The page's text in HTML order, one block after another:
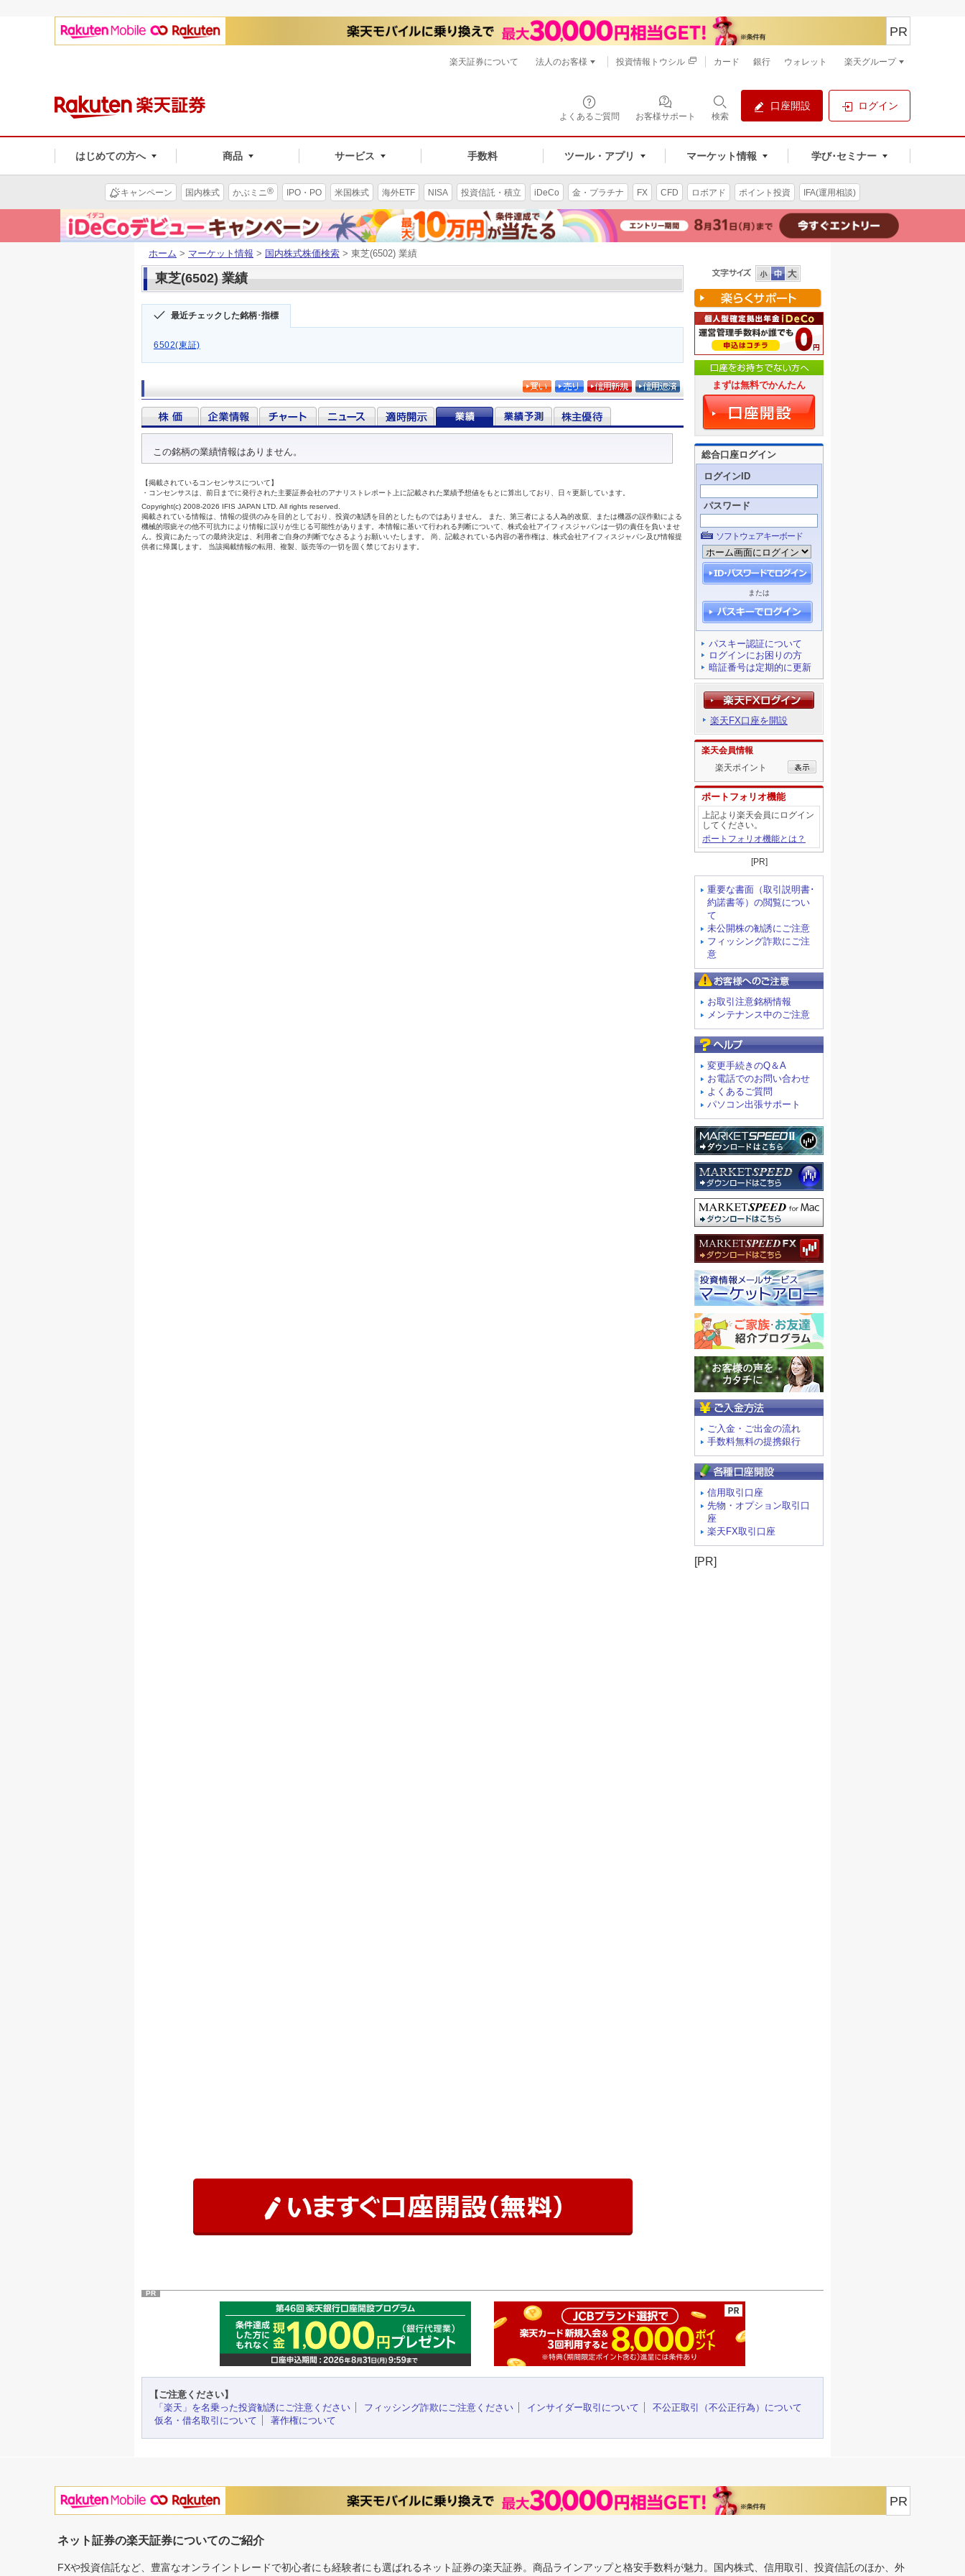
よくあるご質問 お客様サポート 検索
口座開設 ログイン
はじめての方へ 商品 サービス 手数料 ツール・アプリ マーケット情報 学び･セミナー
PR
楽天証券について 法人のお客様 投資情報トウシル カード 銀行 ウォレット 楽天グループ
キャンペーン 国内株式 かぶミニ® IPO・PO 米国株式 海外ETF NISA 投資信託・積立 iDeCo 金・プラチナ FX CFD ロボアド ポイント投資 IFA(運用相談)
ホーム > マーケット情報 > 国内株式株価検索 > 東芝(6502) 業績
東芝(6502) 業績
最近チェックした銘柄･指標
6502(東証)
まずは無料でかんたん
総合口座ログイン
ログインID
パスワード
ソフトウェアキーボード
または
パスキー認証について
ログインにお困りの方
暗証番号は定期的に更新
楽天FX口座を開設
楽天会員情報
楽天ポイント
ポートフォリオ機能
上記より楽天会員にログイン
してください。
ポートフォリオ機能とは？
[PR]
重要な書面（取引説明書･
約諾書等）の閲覧につい
て
未公開株の勧誘にご注意
フィッシング詐欺にご注
意
お取引注意銘柄情報
メンテナンス中のご注意
変更手続きのQ＆A
お電話でのお問い合わせ
よくあるご質問
パソコン出張サポート
ご入金・ご出金の流れ
手数料無料の提携銀行
信用取引口座
先物・オプション取引口
座
楽天FX取引口座
[PR]
PR
【ご注意ください】
「楽天」を名乗った投資勧誘にご注意ください
フィッシング詐欺にご注意ください インサイダー取引について
不公正取引（不公正行為）について
仮名・借名取引について
著作権について
PR
ネット証券の楽天証券についてのご紹介
FXや投資信託など、豊富なオンライントレードで初心者にも経験者にも選ばれるネット証券の楽天証券。商品ラインアップと格安手数料が魅力。国内株式、信用取引、投資信託のほか、外